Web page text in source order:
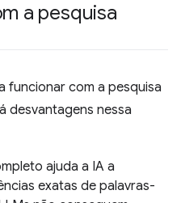
a pesquisa
funcionar com a pesquisa
desvantagens nessa
ajuda a IA a
exatas de palavras-